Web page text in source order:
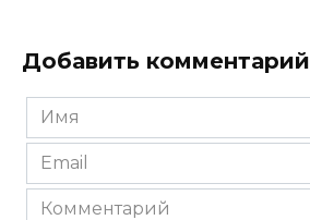
Добавить комментарий
Имя
*
Email
*
Комментарий